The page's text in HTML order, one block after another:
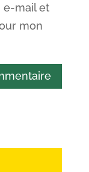
e-mail et
mon